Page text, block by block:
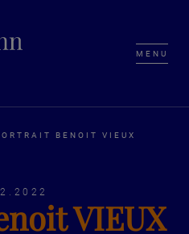
MENU
BENOIT VIEUX
VIEUX